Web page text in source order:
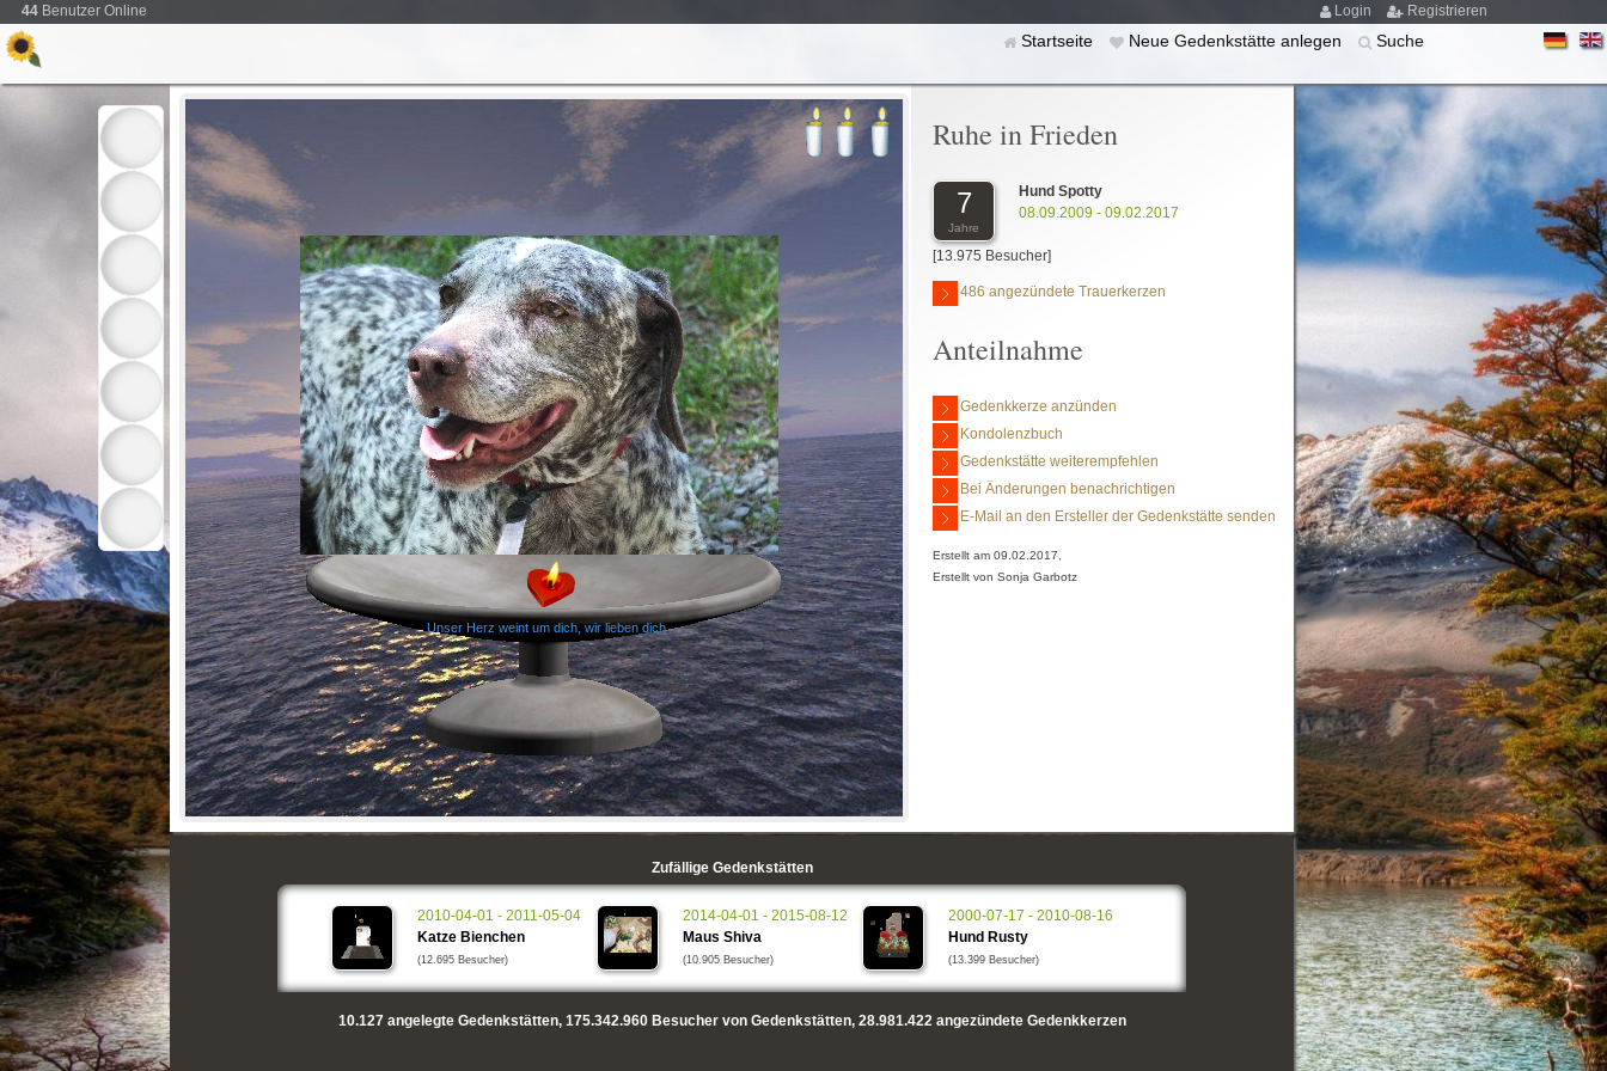
44 Benutzer Online Login Registrieren
Startseite Neue Gedenkstätte anlegen Suche
Unser Herz weint um dich, wir lieben dich
Ruhe in Frieden
7
Jahre
Hund Spotty
08.09.2009 - 09.02.2017
[13.975 Besucher]
486 angezündete Trauerkerzen
Anteilnahme
Gedenkkerze anzünden
Kondolenzbuch
Gedenkstätte weiterempfehlen
Bei Änderungen benachrichtigen
E-Mail an den Ersteller der Gedenkstätte senden
Erstellt am 09.02.2017,
Erstellt von Sonja Garbotz
Zufällige Gedenkstätten
2010-04-01 - 2011-05-04
Katze Bienchen
(12.695 Besucher)
2014-04-01 - 2015-08-12
Maus Shiva
(10.905 Besucher)
2000-07-17 - 2010-08-16
Hund Rusty
(13.399 Besucher)
10.127angelegte Gedenkstätten, 175.342.960Besucher von Gedenkstätten, 28.981.422angezündete Gedenkkerzen